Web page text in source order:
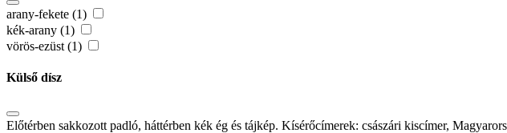
arany-fekete (1)
kék-arany (1)
vörös-ezüst (1)
Külső dísz
Előtérben sakkozott padló, háttérben kék ég és tájkép. Kísérőcímerek: császári kiscímer,